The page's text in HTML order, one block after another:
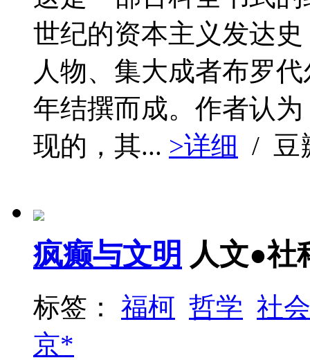
世纪的资本主义发达
人物、集大成者布罗
年结撰而成。作者认
现的，其... >详细 / 豆
疯癫与文明 人文●社
标签： 福柯 哲学 社
京*